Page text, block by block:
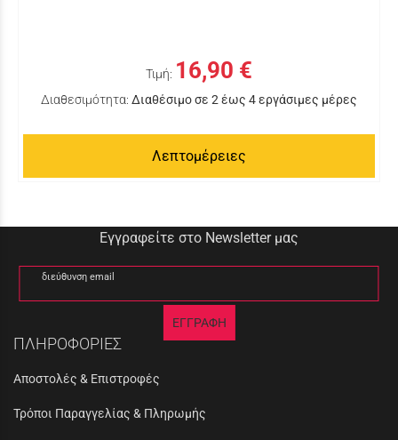
Τιμή: 16,90 €
Διαθεσιμότητα: Διαθέσιμο σε 2 έως 4 εργάσιμες μέρες
Λεπτομέρειες
Εγγραφείτε στο Newsletter μας
διεύθυνση email
ΕΓΓΡΑΦΗ
ΠΛΗΡΟΦΟΡΙΕΣ
Αποστολές & Επιστροφές
Τρόποι Παραγγελίας & Πληρωμής